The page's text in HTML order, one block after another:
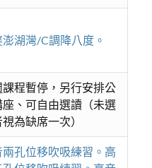
湖灣/C調降八度。
課程暫停，另行安排公
座、可自由選讀（未選
為缺席一次）
兩孔位移吹吸練習。高